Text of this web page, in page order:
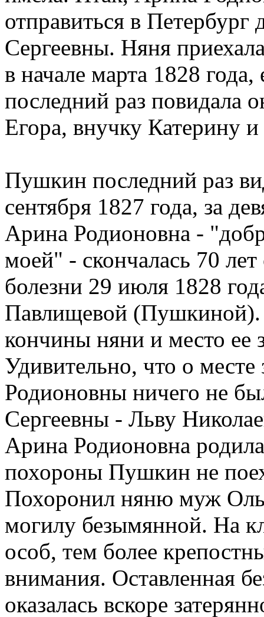
отправиться в
Сергеевны. Няня
в начале марта 1828
последний раз повидала
Егора, внучку Катерину
Пушкин последний раз
сентября 1827 года, за
Арина Родионовна -
моей" - скончалась 70
болезни 29 июля 1828
Павлищевой (Пушкиной).
кончины няни и место ее
Удивительно, что о
Родионовны ничего не
Сергеевны - Льву
Арина Родионовна
похороны Пушкин не
Похоронил няню муж
могилу безымянной. На
особ, тем более
внимания. Оставленная
оказалась вскоре